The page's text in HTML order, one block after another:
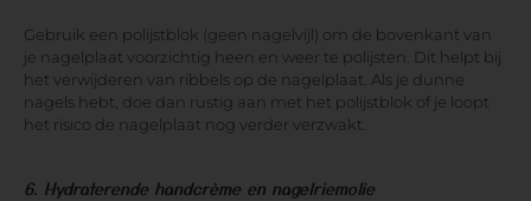
Gebruik een polijstblok (geen nagelvijl) om de bovenkant van
je nagelplaat voorzichtig heen en weer te polijsten. Dit helpt bij
het verwijderen van ribbels op de nagelplaat. Als je dunne
nagels hebt, doe dan rustig aan met het polijstblok of je loopt
het risico de nagelplaat nog verder verzwakt.
6. Hydraterende handcrème en nagelriemolie